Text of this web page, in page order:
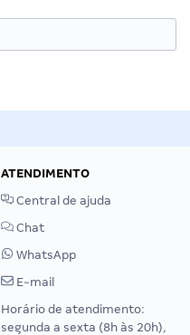
ATENDIMENTO
Central de ajuda
Chat
WhatsApp
E-mail
Horário de atendimento:
segunda a sexta (8h às 20h),